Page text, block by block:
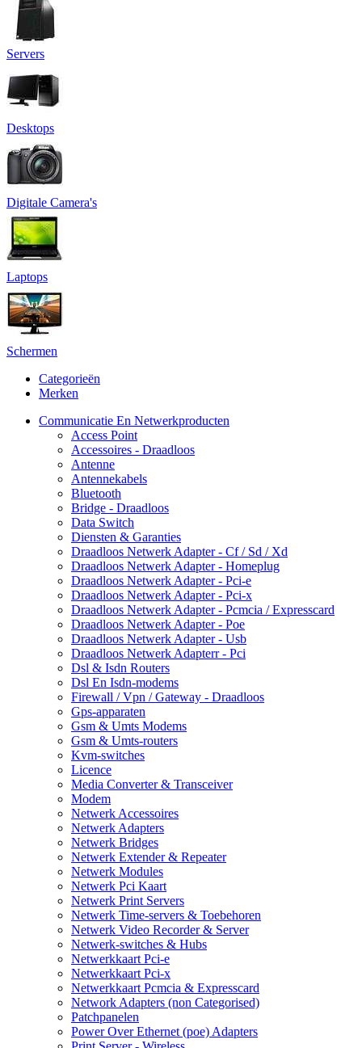
Servers
Desktops
Digitale Camera's
Laptops
Schermen
Categorieën
Merken
Communicatie En Netwerkproducten
Access Point
Accessoires - Draadloos
Antenne
Antennekabels
Bluetooth
Bridge - Draadloos
Data Switch
Diensten & Garanties
Draadloos Netwerk Adapter - Cf / Sd / Xd
Draadloos Netwerk Adapter - Homeplug
Draadloos Netwerk Adapter - Pci-e
Draadloos Netwerk Adapter - Pci-x
Draadloos Netwerk Adapter - Pcmcia / Expresscard
Draadloos Netwerk Adapter - Poe
Draadloos Netwerk Adapter - Usb
Draadloos Netwerk Adapterr - Pci
Dsl & Isdn Routers
Dsl En Isdn-modems
Firewall / Vpn / Gateway - Draadloos
Gps-apparaten
Gsm & Umts Modems
Gsm & Umts-routers
Kvm-switches
Licence
Media Converter & Transceiver
Modem
Netwerk Accessoires
Netwerk Adapters
Netwerk Bridges
Netwerk Extender & Repeater
Netwerk Modules
Netwerk Pci Kaart
Netwerk Print Servers
Netwerk Time-servers & Toebehoren
Netwerk Video Recorder & Server
Netwerk-switches & Hubs
Netwerkkaart Pci-e
Netwerkkaart Pci-x
Netwerkkaart Pcmcia & Expresscard
Network Adapters (non Categorised)
Patchpanelen
Power Over Ethernet (poe) Adapters